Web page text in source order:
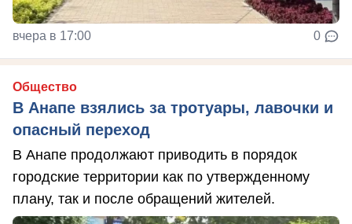
вчера в 17:00 0
Общество
В Анапе взялись за тротуары, лавочки и
опасный переход
В Анапе продолжают приводить в порядок
городские территории как по утвержденному
плану, так и после обращений жителей.